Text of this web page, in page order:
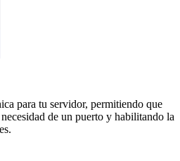
para tu servidor, permitiendo que
de un puerto y habilitando la